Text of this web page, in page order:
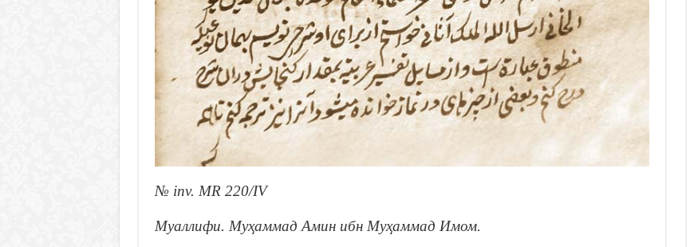
№ inv. MR 220/IV
Муаллифи. Муҳаммад Амин ибн Муҳаммад Имом.